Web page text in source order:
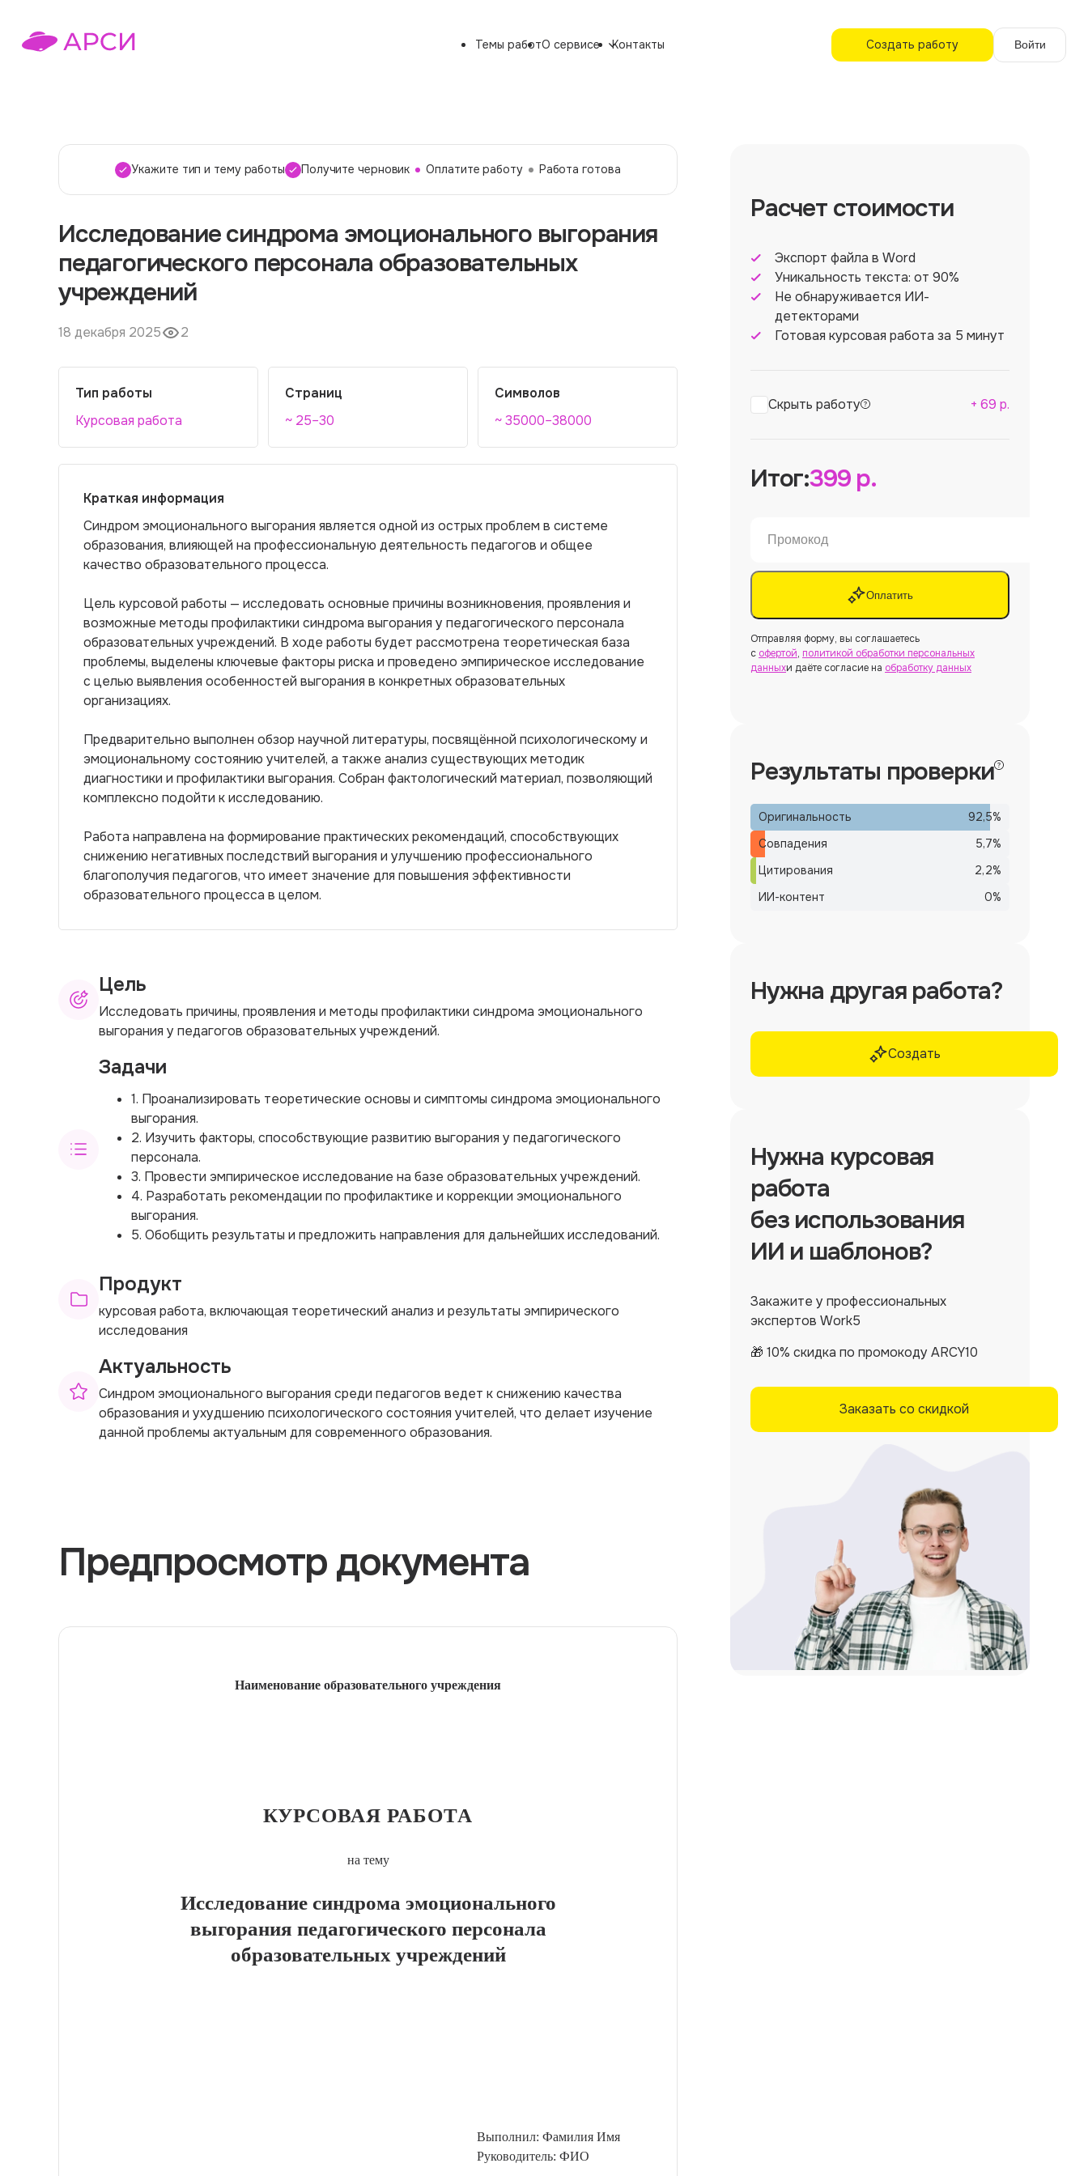
Темы работО сервисе Контакты Создать работу Войти
Укажите тип и тему работы Получите черновик Оплатите работу Работа готова
Исследование синдрома эмоционального выгорания
педагогического персонала образовательных
учреждений
18 декабря 2025 2
Тип работы
Курсовая работа
Страниц
~ 25–30
Символов
~ 35000–38000
Краткая информация
Синдром эмоционального выгорания является одной из острых проблем в системе
образования, влияющей на профессиональную деятельность педагогов и общее
качество образовательного процесса.
Цель курсовой работы — исследовать основные причины возникновения, проявления и
возможные методы профилактики синдрома выгорания у педагогического персонала
образовательных учреждений. В ходе работы будет рассмотрена теоретическая база
проблемы, выделены ключевые факторы риска и проведено эмпирическое исследование
с целью выявления особенностей выгорания в конкретных образовательных
организациях.
Предварительно выполнен обзор научной литературы, посвящённой психологическому и
эмоциональному состоянию учителей, а также анализ существующих методик
диагностики и профилактики выгорания. Собран фактологический материал, позволяющий
комплексно подойти к исследованию.
Работа направлена на формирование практических рекомендаций, способствующих
снижению негативных последствий выгорания и улучшению профессионального
благополучия педагогов, что имеет значение для повышения эффективности
образовательного процесса в целом.
Цель
Исследовать причины, проявления и методы профилактики синдрома эмоционального
выгорания у педагогов образовательных учреждений.
Задачи
1. Проанализировать теоретические основы и симптомы синдрома эмоционального
выгорания.
2. Изучить факторы, способствующие развитию выгорания у педагогического
персонала.
3. Провести эмпирическое исследование на базе образовательных учреждений.
4. Разработать рекомендации по профилактике и коррекции эмоционального
выгорания.
5. Обобщить результаты и предложить направления для дальнейших исследований.
Продукт
курсовая работа, включающая теоретический анализ и результаты эмпирического
исследования
Актуальность
Синдром эмоционального выгорания среди педагогов ведет к снижению качества
образования и ухудшению психологического состояния учителей, что делает изучение
данной проблемы актуальным для современного образования.
Предпросмотр документа
Наименование образовательного учреждения
КУРСОВАЯ РАБОТА
на тему
Исследование синдрома эмоционального
выгорания педагогического персонала
образовательных учреждений
Выполнил: Фамилия Имя
Руководитель: ФИО
Расчет стоимости
Экспорт файла в Word
Уникальность текста: от 90%
Не обнаруживается ИИ-
детекторами
Готовая курсовая работа за 5 минут
Скрыть работу + 69 р.
Итог:399р.
Оплатить
Отправляя форму, вы соглашаетесь
с офертой, политикой обработки персональных
данныхи даёте согласие на обработку данных
Результаты проверки
Оригинальность 92,5%
Совпадения
5,7%
Цитирования
2,2%
ИИ-контент
0%
Нужна другая работа?
Создать
Нужна курсовая
работа
без использования
ИИ и шаблонов?
Закажите у профессиональных
экспертов Work5
🎁 10% скидка по промокоду ARCY10
Заказать со скидкой